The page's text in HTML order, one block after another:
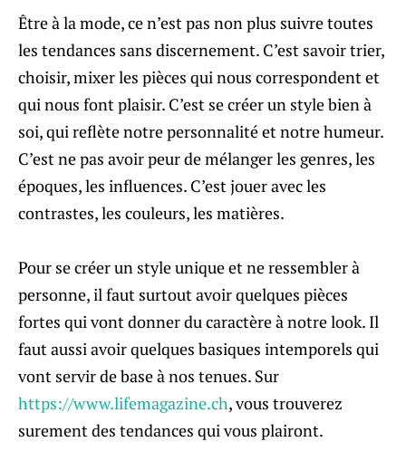
Être à la mode, ce n’est pas non plus suivre toutes
les tendances sans discernement. C’est savoir trier,
choisir, mixer les pièces qui nous correspondent et
qui nous font plaisir. C’est se créer un style bien à
soi, qui reflète notre personnalité et notre humeur.
C’est ne pas avoir peur de mélanger les genres, les
époques, les influences. C’est jouer avec les
contrastes, les couleurs, les matières.
Pour se créer un style unique et ne ressembler à
personne, il faut surtout avoir quelques pièces
fortes qui vont donner du caractère à notre look. Il
faut aussi avoir quelques basiques intemporels qui
vont servir de base à nos tenues. Sur
https://www.lifemagazine.ch, vous trouverez
surement des tendances qui vous plairont.